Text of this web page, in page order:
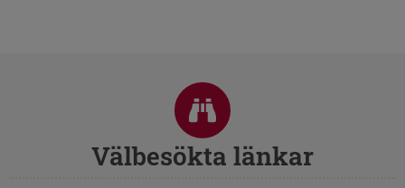
Välbesökta länkar